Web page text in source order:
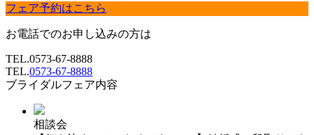
フェア予約はこちら
お電話でのお申し込みの方は
TEL.0573-67-8888
TEL.0573-67-8888
ブライダルフェア内容
相談会